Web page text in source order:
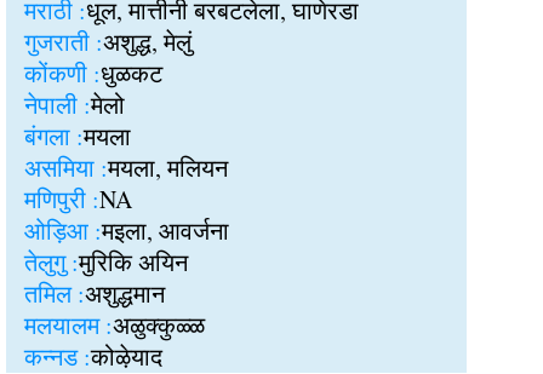
मराठी :धूल, मात्तीनी बरबटलेला, घाणेरडा
गुजराती :अशुद्ध, मेलुं
कोंकणी :धुळकट
नेपाली :मेलो
बंगला :मयला
असमिया :मयला, मलियन
मणिपुरी :NA
ओड़िआ :मइला, आवर्जना
तेलुगु :मुरिकि अयिन
तमिल :अशुद्धमान
मलयालम :अळुक्कुळ्ळ
कन्नड :कोऴेयाद